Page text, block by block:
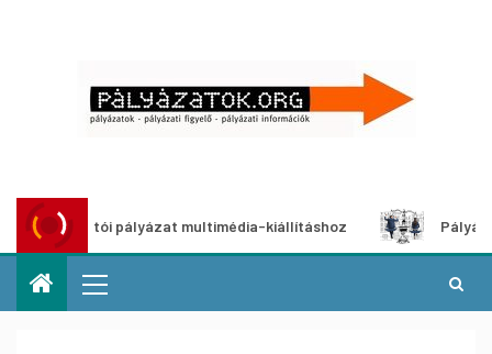
Alkotói pályázat multimédia-kiállításhoz Pályázat a